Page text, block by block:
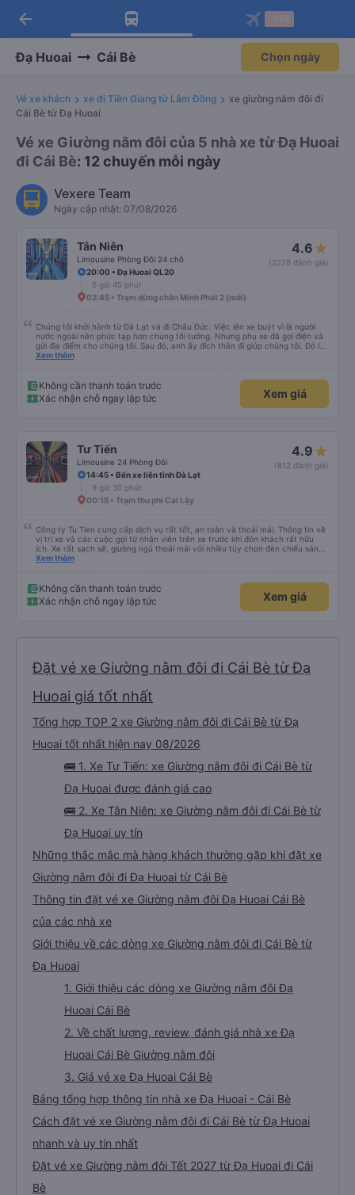
Tải app Vexere ngay!
Nhận ưu đãi thành viên độc
Mở app
Tải app Vexere
-30k/ghế khi đặt vé máy bay qua
Mở app
arrow_back
Đạ Huoai Cái Bè Chọn ngày
Vé xe khách xe đi Tiền Giang từ Lâm Đồng
xe giường nằm đôi đi
Cái Bè từ Đạ Huoai
Vé xe Giường nằm đôi của 5 nhà xe từ Đạ Huoai
đi Cái Bè: 12 chuyến mỗi ngày
Vexere Team
Ngày cập nhật: 07/08/2026
Tân Niên
Limousine Phòng Đôi 24 chỗ
4.6
(2278 đánh giá)
20:00 • Đạ Huoai QL20
6 giờ 45 phút
02:45 • Trạm dừng chân Minh Phát 2 (mới)
Chúng tôi khởi hành từ Đà Lạt và đi Châu Đức. Việc lên xe buýt vì là người
nước ngoài nên phức tạp hơn chúng tôi tưởng. Nhưng phụ xe đã gọi điện và
gửi địa điểm cho chúng tôi. Sau đó, anh ấy đích thân đi giúp chúng tôi. Đó là
lần đầu tiên đi xe giường nằm với hai đứa trẻ nhỏ khá thú vị. Chúng tôi không
điểm dừng, họ đánh thức chúng tôi dậy và đảm bảo chúng tôi đã sẵn sàng.
Nhìn chung, đó là một trải nghiệm tốt. Mỗi giường đều có gối và chăn, và đủ
chỗ cho 1 người lớn và 1 trẻ em nằm thoải mái.
Xem thêm
Không cần thanh toán trước
Xác nhận chỗ ngay lập tức
Xem giá
Tư Tiến
Limousine 24 Phòng Đôi
4.9
(812 đánh giá)
14:45 • Bến xe liên tỉnh Đà Lạt
9 giờ 30 phút
00:15 • Trạm thu phí Cai Lậy
Công ty Tu Tien cung cấp dịch vụ rất tốt, an toàn và thoải mái. Thông tin về
vị trí xe và các cuộc gọi từ nhân viên trên xe trước khi đón khách rất hữu
ích. Xe rất sạch sẽ, giường ngủ thoải mái với nhiều tùy chọn đèn chiếu sáng
và cổng USB được đặt ở vị trí thuận tiện. Nhân viên rất lịch sự và xe đến
Xem thêm
Không cần thanh toán trước
Xác nhận chỗ ngay lập tức
Xem giá
Đặt vé xe Giường nằm đôi đi Cái Bè từ Đạ
Huoai giá tốt nhất
Tổng hợp TOP 2 xe Giường nằm đôi đi Cái Bè từ Đạ
Huoai tốt nhất hiện nay 08/2026
🚌 1. Xe Tư Tiến: xe Giường nằm đôi đi Cái Bè từ
Đạ Huoai được đánh giá cao
🚌 2. Xe Tân Niên: xe Giường nằm đôi đi Cái Bè từ
Đạ Huoai uy tín
Những thắc mắc mà hàng khách thường gặp khi đặt xe
Giường nằm đôi đi Đạ Huoai từ Cái Bè
Thông tin đặt vé xe Giường nằm đôi Đạ Huoai Cái Bè
của các nhà xe
Giới thiệu về các dòng xe Giường nằm đôi đi Cái Bè từ
Đạ Huoai
1. Giới thiệu các dòng xe Giường nằm đôi Đạ
Huoai Cái Bè
2. Về chất lượng, review, đánh giá nhà xe Đạ
Huoai Cái Bè Giường nằm đôi
3. Giá vé xe Đạ Huoai Cái Bè
Bảng tổng hợp thông tin nhà xe Đạ Huoai - Cái Bè
Cách đặt vé xe Giường nằm đôi đi Cái Bè từ Đạ Huoai
nhanh và uy tín nhất
Đặt vé xe Giường nằm đôi Tết 2027 từ Đạ Huoai đi Cái
Bè